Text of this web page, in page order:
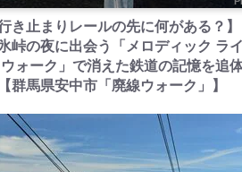
行き止まりレールの先に何がある？】
峠の夜に出会う「メロディック ライ
ウォーク」で消えた鉄道の記憶を追
群馬県安中市「廃線ウォーク」】